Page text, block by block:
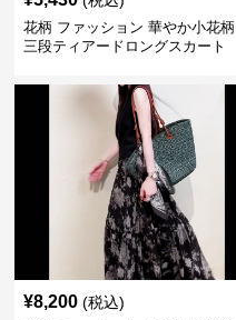
花柄 ファッション 華やか小花柄
三段ティアードロングスカート
¥8,200 (税込)